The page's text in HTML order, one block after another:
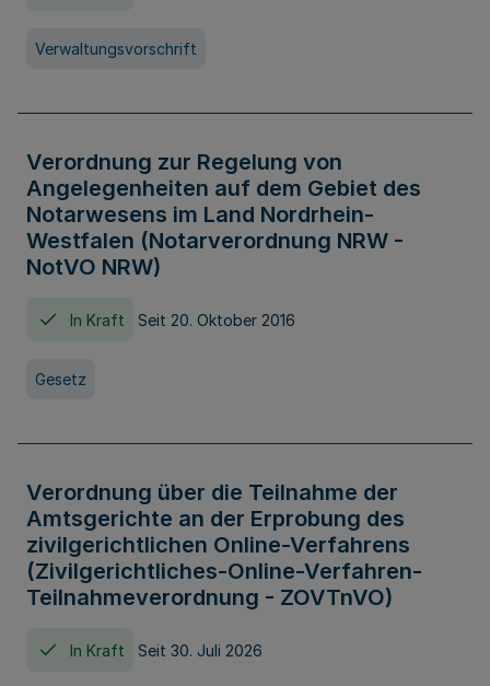
Verwaltungsvorschrift
Verordnung zur Regelung von
Angelegenheiten auf dem Gebiet des
Notarwesens im Land Nordrhein-
Westfalen (Notarverordnung NRW -
NotVO NRW)
In Kraft Seit 20. Oktober 2016
Gesetz
Verordnung über die Teilnahme der
Amtsgerichte an der Erprobung des
zivilgerichtlichen Online-Verfahrens
(Zivilgerichtliches-Online-Verfahren-
Teilnahmeverordnung - ZOVTnVO)
In Kraft Seit 30. Juli 2026